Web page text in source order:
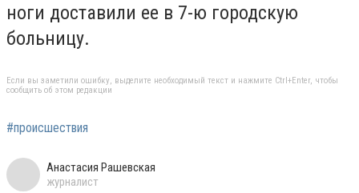
ноги доставили ее в 7-ю городскую
больницу.
Если вы заметили ошибку, выделите необходимый текст и нажмите Ctrl+Enter, чтобы
сообщить об этом редакции
#происшествия
Анастасия Рашевская
журналист